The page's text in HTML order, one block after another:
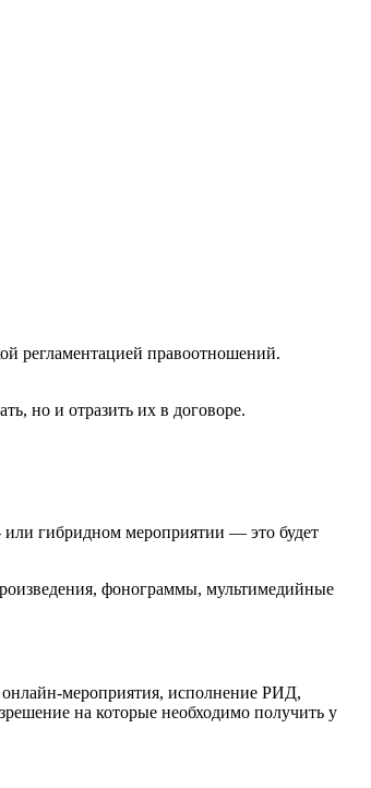
регламентацией правоотношений.
но и отразить их в договоре.
или гибридном мероприятии — это будет
фонограммы, мультимедийные
онлайн-мероприятия, исполнение РИД,
на которые необходимо получить у